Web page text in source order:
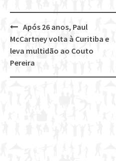
Post
navigation
Após 26 anos, Paul
McCartney volta à Curitiba e
leva multidão ao Couto
Pereira